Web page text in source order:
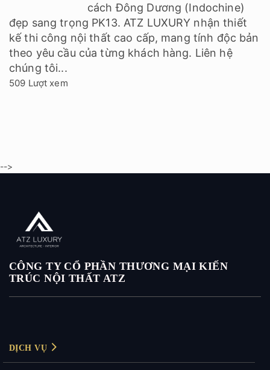
cách Đông Dương (Indochine)
đẹp sang trọng PK13. ATZ LUXURY nhận thiết
kế thi công nội thất cao cấp, mang tính độc bản
theo yêu cầu của từng khách hàng. Liên hệ
chúng tôi...
509 Lượt xem
-->
CÔNG TY CỔ PHẦN THƯƠNG MẠI KIẾN
TRÚC NỘI THẤT ATZ
DỊCH VỤ